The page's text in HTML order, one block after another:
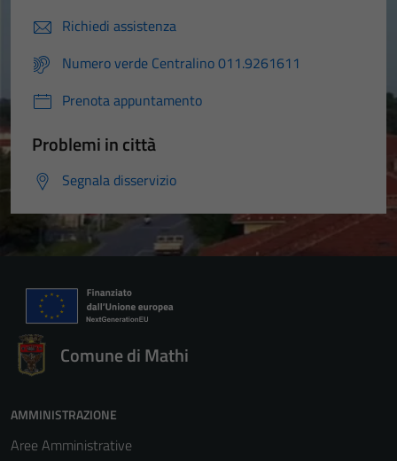
Richiedi assistenza
Numero verde Centralino 011.9261611
Prenota appuntamento
Problemi in città
Segnala disservizio
Comune di Mathi
AMMINISTRAZIONE
Aree Amministrative